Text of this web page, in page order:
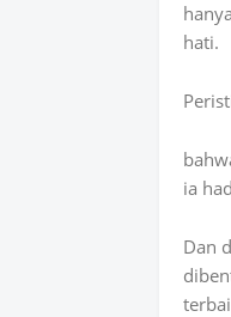
hati.
ia
Dan